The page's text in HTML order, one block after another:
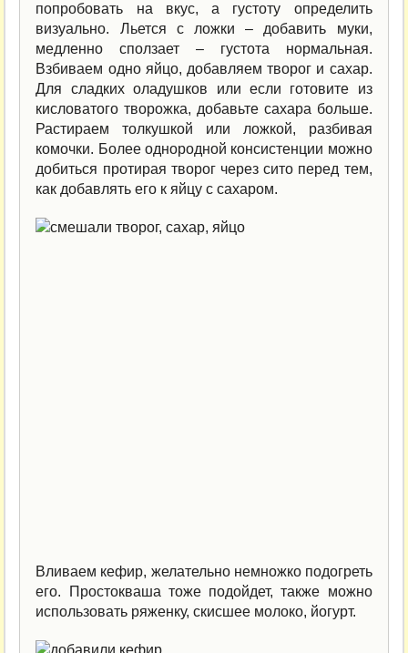
попробовать на вкус, а густоту определить
визуально. Льется с ложки – добавить муки,
медленно сползает – густота нормальная.
Взбиваем одно яйцо, добавляем творог и сахар.
Для сладких оладушков или если готовите из
кисловатого творожка, добавьте сахара больше.
Растираем толкушкой или ложкой, разбивая
комочки. Более однородной консистенции можно
добиться протирая творог через сито перед тем,
как добавлять его к яйцу с сахаром.
Вливаем кефир, желательно немножко подогреть
его. Простокваша тоже подойдет, также можно
использовать ряженку, скисшее молоко, йогурт.